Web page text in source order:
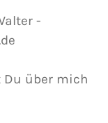
Du über mich